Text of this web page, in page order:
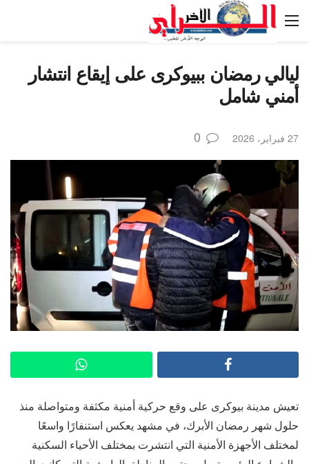
ليالي رمضان ببيوكرى على إيقاع انتشار
أمني شامل
27 فبراير، 2026 0
تعيش مدينة بيوكرى على وقع حركية أمنية مكثفة ومتواصلة منذ
حلول شهر رمضان الأبرك، في مشهد يعكس استنفارًا واسعًا
لمختلف الأجهزة الأمنية التي انتشرت بمختلف الأحياء السكنية